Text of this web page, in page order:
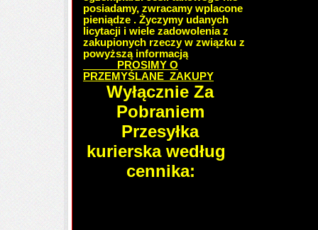
posiadamy, zwracamy wplacone
pieniądze . Życzymy udanych
licytacji i wiele zadowolenia z
zakupionych rzeczy w związku z
powyższą informacją
PROSIMY O
PRZEMYŚLANE ZAKUPY
Wyłącznie Za
Pobraniem
Przesyłka
kurierska według
cennika: